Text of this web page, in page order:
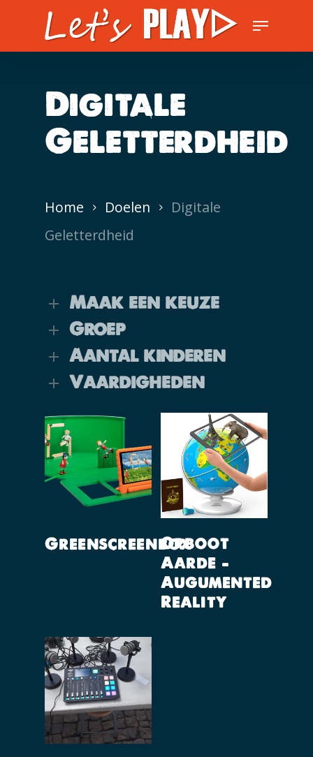
main
Menu
Digitale
Geletterdheid
Home Doelen
Digitale
Geletterdheid
Maak een keuze
Groep
Aantal kinderen
Vaardigheden
GreenscreenboxOrboot
Aarde –
Augumented
Reality